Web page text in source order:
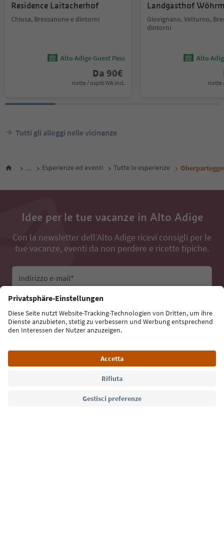
Residence Laitacherhof
Chiusa, Bressanone e dintorni
Alto Adige Guest Pass
Da 90€
notte / ospiti IVA incl.
Landgasthof
Giovignano, Velturno,
dintorni
Alto
notte
Tutti gli alloggi nelle vicinanze
... Esperienze ed eventi Tutte le esperienze
Idee per le tue vacanze in Alto Adige
Con la newsletter dell’Alto Adige ricevi consigli per le
tue vacanze, eventi da non perdere e ricette tipiche.
Indirizzo e-mail*
Iscriviti alla newsletter